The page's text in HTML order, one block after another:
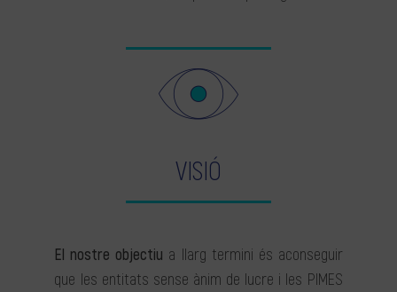
VISIÓ
El nostre objectiu a llarg termini és aconseguir
que les entitats sense ànim de lucre i les PIMES